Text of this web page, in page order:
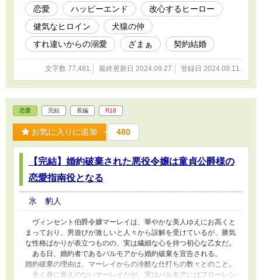
何だってする」 そこでアメリアは考える。 暴力を振るう亭主
より、女にだらしない放蕩者の方がずっとマシ。 「では、私と契
約結婚してください」 R18には※をしています。
恋愛 ハッピーエンド
改心するヒーロー
健気なヒロイン
犬猿の仲
すれ違いからの溺愛
ざまぁ 契約結婚
文字数 77,481 最終更新日 2024.09.27 登録日 2024.09.11
恋愛 完結 長編 R18
お気に入りに追加 480
【完結】婚約破棄された悪役令嬢は童貞公爵様の
恋愛指南役となる
氷 豹人
ヴィンセント伯爵令嬢マーレイは、華やかな美人ゆえにお高くと
まっており、男遊びが激しいと人々から誤解を受けているが、勝気
な性格ばかりが表立つものの、実は繊細な心を持つ初心な乙女だ。
ある日、婚約者であるバルモアから婚約破棄を宣告される。
婚約破棄の理由は、マーレイからの冷酷な仕打ちの数々とのこと。
全く身に覚えのないマーレイだが、実はバルモアにはフローレン